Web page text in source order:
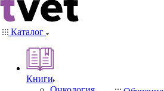
Каталог
Книги